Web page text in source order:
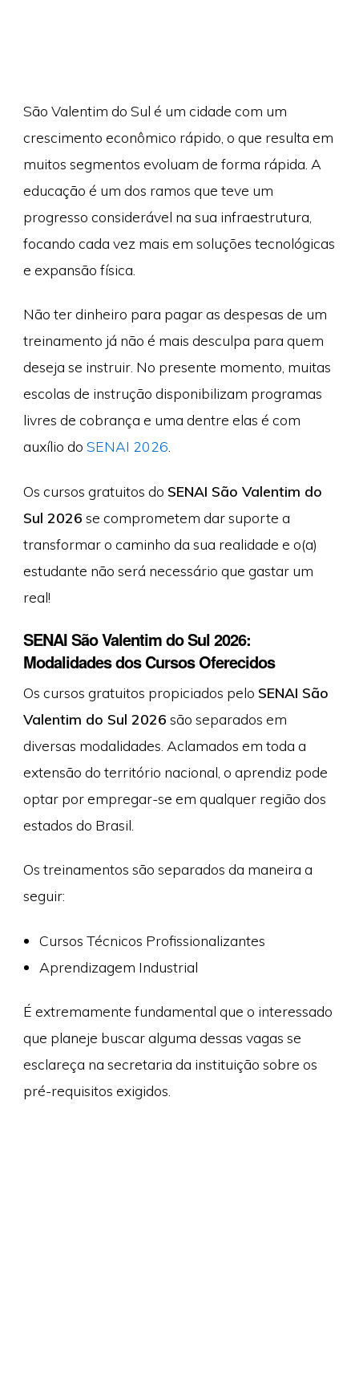
São Valentim do Sul é um cidade com um
crescimento econômico rápido, o que resulta em
muitos segmentos evoluam de forma rápida. A
educação é um dos ramos que teve um
progresso considerável na sua infraestrutura,
focando cada vez mais em soluções tecnológicas
e expansão física.
Não ter dinheiro para pagar as despesas de um
treinamento já não é mais desculpa para quem
deseja se instruir. No presente momento, muitas
escolas de instrução disponibilizam programas
livres de cobrança e uma dentre elas é com
auxílio do SENAI 2026
Os cursos gratuitos do SENAI São Valentim do
Sul 2026 se comprometem dar suporte a
transformar o caminho da sua realidade e o(a)
estudante não será necessário que gastar um
real!
SENAI São Valentim do Sul 2026:
Modalidades dos Cursos Oferecidos
Os cursos gratuitos propiciados pelo SENAI São
Valentim do Sul 2026 são separados em
diversas modalidades. Aclamados em toda a
extensão do território nacional, o aprendiz pode
optar por empregar-se em qualquer região dos
estados do Brasil.
Os treinamentos são separados da maneira a
seguir:
Cursos Técnicos Profissionalizantes
Aprendizagem Industrial
É extremamente fundamental que o interessado
que planeje buscar alguma dessas vagas se
esclareça na secretaria da instituição sobre os
pré-requisitos exigidos.